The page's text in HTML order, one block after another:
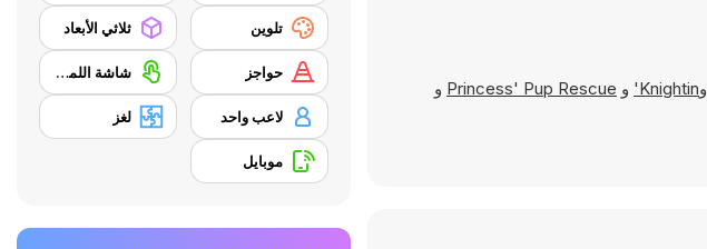
وKnightin' و Princess' Pup Rescue و
تلوين ثلاثي الأبعاد
حواجز شاشة اللمس
لاعب واحد لغز
موبايل